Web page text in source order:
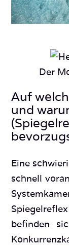
Der
Auf
und
Eine
schnell
befinden